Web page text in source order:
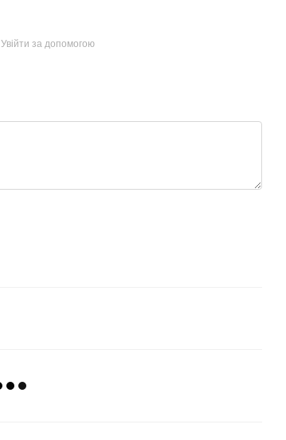
Увійти за допомогою